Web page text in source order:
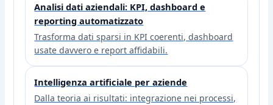
Analisi dati aziendali: KPI, dashboard e
reporting automatizzato
Trasforma dati sparsi in KPI coerenti, dashboard
usate davvero e report affidabili.
Intelligenza artificiale per aziende
Dalla teoria ai risultati: integrazione nei processi,